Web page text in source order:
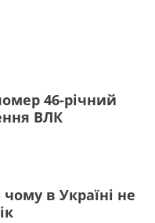
46-річний
ВЛК
чому в Україні не